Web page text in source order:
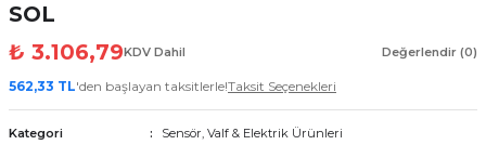
SOL
₺ 3.106,79KDV Dahil Değerlendir (0)
562,33 TL'den başlayan taksitlerle!Taksit Seçenekleri
Kategori Sensör, Valf & Elektrik Ürünleri